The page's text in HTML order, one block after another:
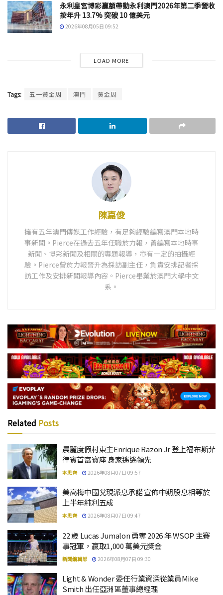
永利皇宮博彩贏額帶動永利澳門2026年第二季營收
按年升 13.7% 突破 10 億美元
2026年08月05日 09:52
LOAD MORE
Tags: 五一黃金周 澳門 黃金周
陳嘉俊
擁有五年澳門傳媒工作經驗，有足夠經驗編寫澳門本地時
事新聞。Pierce在過去五年任職於力報，曾編寫本地時事
新聞、博彩新聞及相關的專題報導，亦有一定的拍攝經
驗。Pierce曾於力報晉升為採訪副主任，負責安排記者採
訪工作及安排新聞報導內容。Pierce畢業於澳門大學中文
系。
Related Posts
晨麗度假村東主Enrique Razon Jr 登上福布斯菲
律賓首富寶座 身家遙遙領先
本思齊 2026年08月07日 09:57
美高梅中國兌現派息承諾 宣佈中期股息相等於
上半年純利五成
本思齊 2026年08月07日 09:47
22 歲 Lucas Jumalon 勇奪 2026 年 WSOP 主賽
事冠軍，贏取1,000 萬美元獎金
新聞編輯部 2026年08月07日 09:30
Light & Wonder 委任行業資深從業員Mike
Smith 出任亞洲區董事總經理